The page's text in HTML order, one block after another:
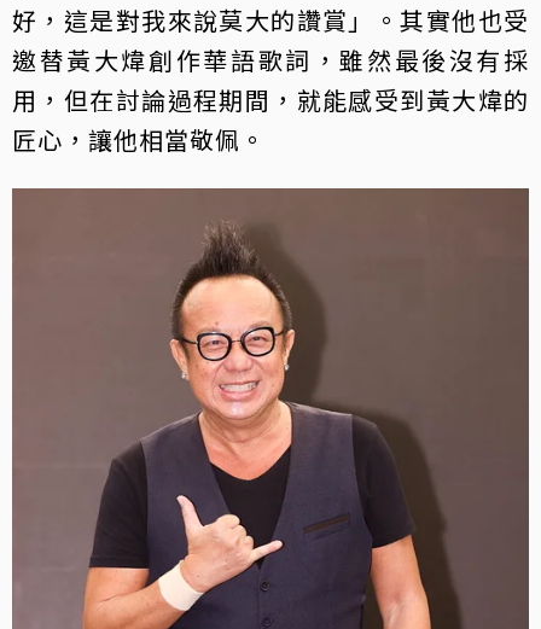
好，這是對我來說莫大的讚賞」。其實他也受
邀替黃大煒創作華語歌詞，雖然最後沒有採
用，但在討論過程期間，就能感受到黃大煒的
匠心，讓他相當敬佩。